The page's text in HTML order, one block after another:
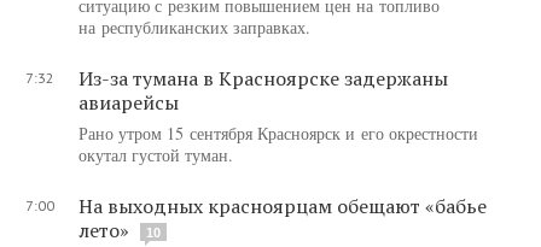
ситуацию с резким повышением цен на топливо
на республиканских заправках.
7:32
Из-за тумана в Красноярске задержаны
авиарейсы
Рано утром 15 сентября Красноярск и его окрестности
окутал густой туман.
7:00
На выходных красноярцам обещают «бабье
лето»
10